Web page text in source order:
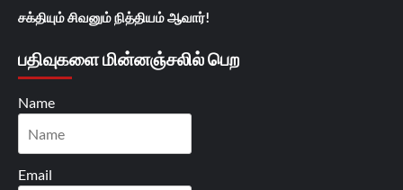
சக்தியும் சிவனும் நித்தியம் ஆவார்!
பதிவுகளை மின்னஞ்சலில் பெற
Name
Email